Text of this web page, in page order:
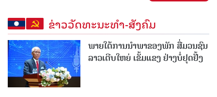
ຂ່າວວັດທະນະທຳ-ສັງຄົມ
ພາຍໃຕ້ການນໍາພາຂອງພັກ ສື່ມວນຊົນ
ລາວເຕີບໃຫຍ່ ເຂັ້ມແຂງ ຢ່າງບໍ່ຢຸດຢັ້ງ